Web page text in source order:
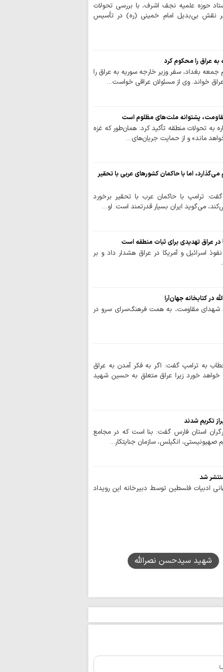
حوزه علمیه نجف اشرف، با بررسی تحولات
نقش بی‌بدیل امام خمینی (ره) در تأسیس
عراق را محکوم کرد
بغداد، سفر وزیر خارجه سوریه به عراق را
خواند. وی از مسئولان عراقی خواست…
مقاومت، پشتوانه ملت‌های مظلوم است
به تحولات منطقه تأکید کرد: همان‌طور که غزه
ماند» و از حمایت جریان‌های…
اما با حاکمان کشورهای عربی با تحقیر
ترامپ با حاکمان عرب با تحقیر برخورد
می‌گوید ایران بسیار قدرتمند است. او…
در عراق تهدیدی برای ثبات منطقه است
اسرائیل و آمریکا در عراق هشدار داد و بر
در کتابخانه جهان‌آرا
شهدای مقاومت، به همت فرهنگ‌سرای سرو در
به ترامپ گفت: اگر به فکر آمدن به عراق
خورد زیرا عراق متعلق به حسین شهید
تکریم شدند
استان فارس گفت: بنا است که در مجامع
صهیونیستی، انگیلس، سازمان جنایتکار…
شد
ادبیات فلسطین توسط دبیرخانه این رویداد
شهید سیدحسن نصرالله